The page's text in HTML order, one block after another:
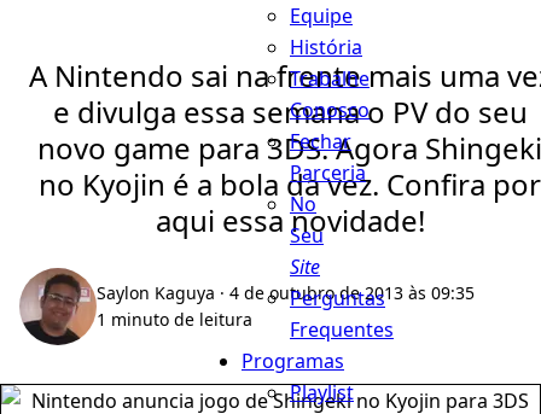
Equipe
História
Trabalhe
Conosco
Fechar
Parceria
No
Seu
Site
Perguntas
Frequentes
Programas
Playlist
A Nintendo sai na frente mais uma
e divulga essa semana o PV do seu
novo game para 3DS. Agora Shingeki
no Kyojin é a bola da vez. Confira por
aqui essa novidade!
Saylon Kaguya · 4 de outubro de 2013 às 09:35
1 minuto de leitura